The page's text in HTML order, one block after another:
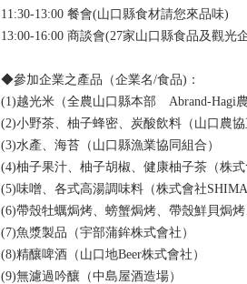
11:30-13:00 餐會(山口縣食材請您來品味)
13:00-16:00 商談會(27家山口縣食品及觀光
◆參加企業之產品（企業名/食品)：
(1)越光米（全農山口縣本部 Abrand-Hagi
(2)小野茶、柚子蜂密、炭酸飲料（山口農
(3)水產、海苔（山口縣漁業協同組合）
(4)柚子果汁、柚子胡椒、健康柚子茶（株
(5)味噌、各式高湯調味料（株式會社
(6)帶殼牡蠣焗烤、螃蟹焗烤、帶殼鮮貝焗
(7)魚漿製品（宇部蒲鉾株式會社）
(8)精釀啤酒（山口地Beer株式會社）
(9)無濾過吟釀（中島屋酒造場）